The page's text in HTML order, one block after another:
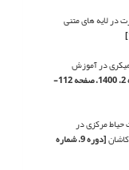
در لایه های متنی
در آموزش
[دوره 9، شماره 2، 1400، صفحه 112-
حیاط مرکزی در
[دوره 9، شماره